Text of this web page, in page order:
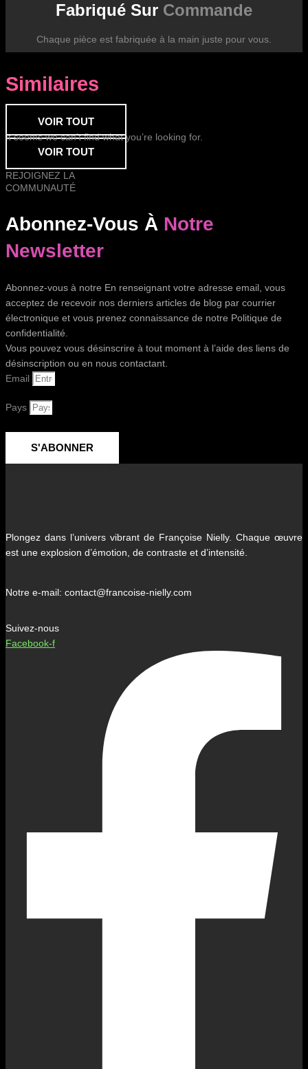
Fabriqué Sur Commande
Chaque pièce est fabriquée à la main juste pour vous.
Similaires
VOIR TOUT
It seems we can’t find what you’re looking for.
VOIR TOUT
REJOIGNEZ LA
COMMUNAUTÉ
Abonnez-Vous À Notre
Newsletter
Abonnez-vous à notre En renseignant votre adresse email, vous
acceptez de recevoir nos derniers articles de blog par courrier
électronique et vous prenez connaissance de notre Politique de
confidentialité.
Vous pouvez vous désinscrire à tout moment à l’aide des liens de
désinscription ou en nous contactant.
Email
Pays
S'ABONNER
Plongez dans l’univers vibrant de Françoise Nielly. Chaque œuvre
est une explosion d’émotion, de contraste et d’intensité.
Notre e-mail: contact@francoise-nielly.com
Suivez-nous
Facebook-f